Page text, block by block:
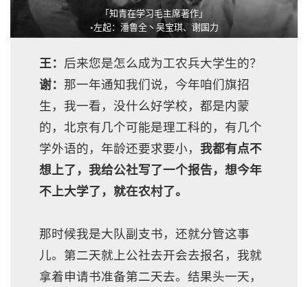
「知青在学习毛主席著作」
◦左起：潘鲁全丶吴宝琪、谢国力
王： 后来您是怎么成为工农兵大学生的？
谢： 那一年通知我们说，今年咱们旗招
生，我一看，没什么好学校，都是内蒙
的，北京有几个可能是理工科的，有几个
学外语的，年龄还要求要小， 我都有点不
想上了，我给公社写了一个报告，想今年
不上大学了，就在农村了。
那时候我是大队副支书，还就分管这事
儿。第二天就上公社去开会去报名，我就
拿着申请书准备第二天去。结果头一天，